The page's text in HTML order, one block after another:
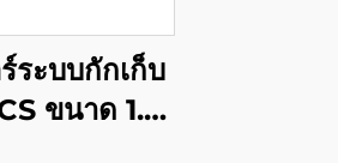
ระบบกักเก็บ
ขนาด 1.5